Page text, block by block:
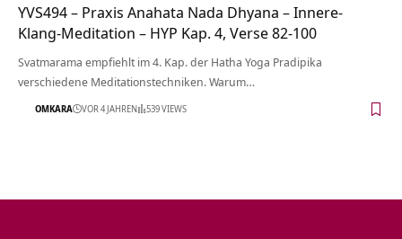
YVS494 – Praxis Anahata Nada Dhyana – Innere-
Klang-Meditation – HYP Kap. 4, Verse 82-100
Svatmarama empfiehlt im 4. Kap. der Hatha Yoga Pradipika
verschiedene Meditationstechniken. Warum…
OMKARA VOR 4 JAHREN 539 VIEWS